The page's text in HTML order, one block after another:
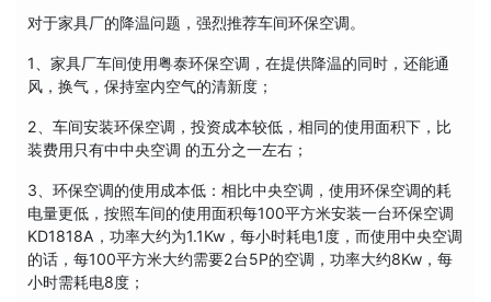
对于家具厂的降温问题，强烈推荐车间环保空调。
1、家具厂车间使用粤泰环保空调，在提供降温的同时，还能通
风，换气，保持室内空气的清新度；
2、车间安装环保空调，投资成本较低，相同的使用面积下，比
装费用只有中中央空调 的五分之一左右；
3、环保空调的使用成本低：相比中央空调，使用环保空调的耗
电量更低，按照车间的使用面积每100平方米安装一台环保空调
KD1818A，功率大约为1.1Kw，每小时耗电1度，而使用中央空调
的话，每100平方米大约需要2台5P的空调，功率大约8Kw，每
小时需耗电8度；